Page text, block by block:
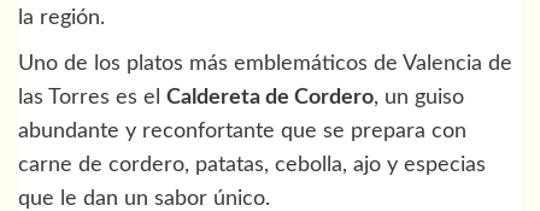
la región.
Uno de los platos más emblemáticos de Valencia de
las Torres es el Caldereta de Cordero, un guiso
abundante y reconfortante que se prepara con
carne de cordero, patatas, cebolla, ajo y especias
que le dan un sabor único.